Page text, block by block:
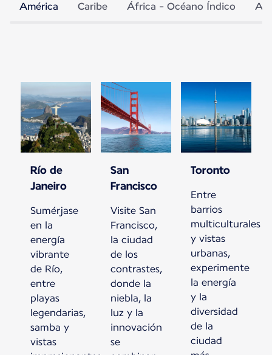
América Caribe África - Océano Índico
Río de
Janeiro
Sumérjase
en la
energía
vibrante
de Río,
entre
playas
legendarias,
samba y
vistas
San
Francisco
Visite San
Francisco,
la ciudad
de los
contrastes,
donde la
niebla, la
luz y la
innovación
se
Toronto
Entre
barrios
multiculturales
y vistas
urbanas,
experimente
la energía
y la
diversidad
de la
ciudad